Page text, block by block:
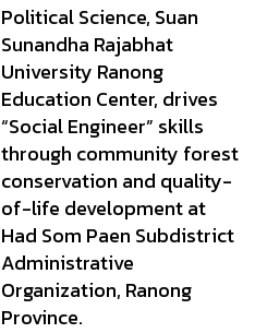
Political Science, Suan
Sunandha Rajabhat
University Ranong
Education Center, drives
“Social Engineer” skills
through community forest
conservation and quality-
of-life development at
Had Som Paen Subdistrict
Administrative
Organization, Ranong
Province.